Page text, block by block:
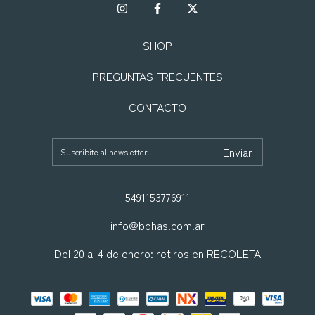
SHOP
PREGUNTAS FRECUENTES
CONTACTO
5491153776911
info@bohas.com.ar
Del 20 al 4 de enero: retiros en RECOLETA